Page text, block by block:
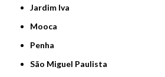
Jardim Iva
Mooca
Penha
São Miguel Paulista